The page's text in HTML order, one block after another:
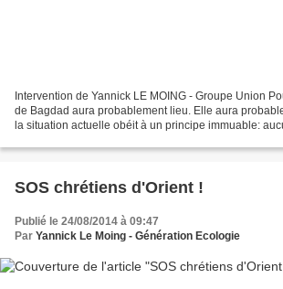
Intervention de Yannick LE MOING - Groupe Union
de Bagdad aura probablement lieu. Elle aura
la situation actuelle obéit à un principe immuable:
SOS chrétiens d'Orient !
Publié le 24/08/2014 à 09:47
Par Yannick Le Moing - Génération Ecologie